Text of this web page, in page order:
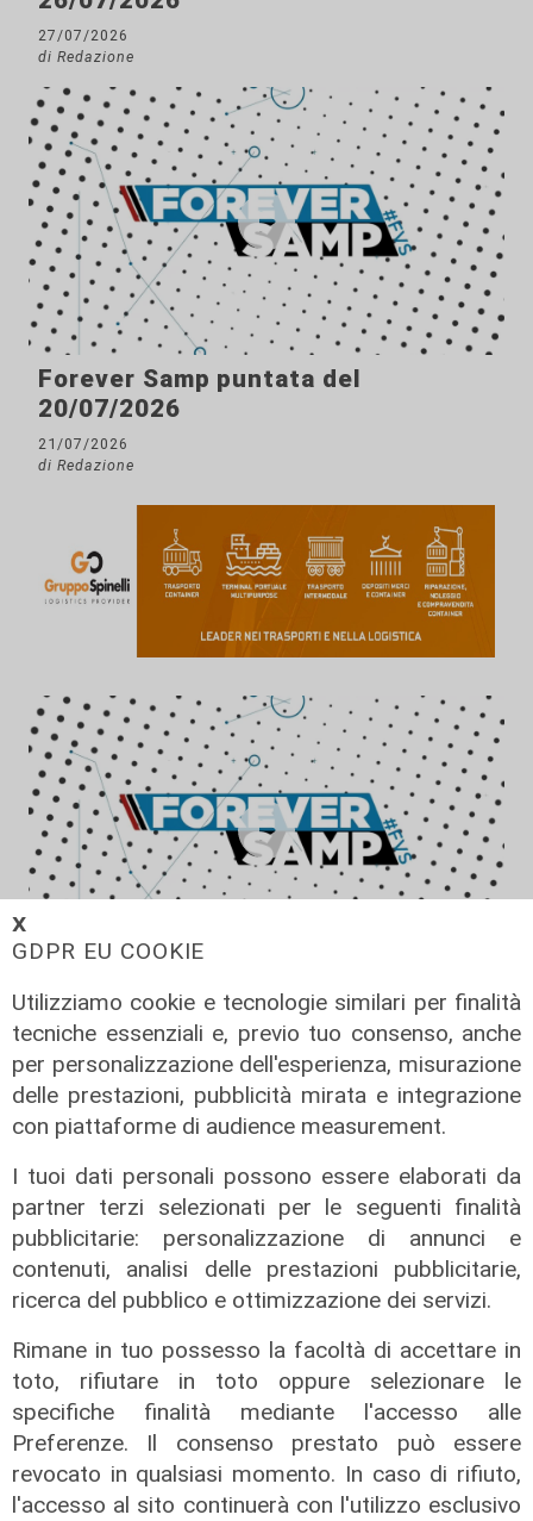
𝗫
GDPR EU COOKIE
Utilizziamo cookie e tecnologie similari per finalità
tecniche essenziali e, previo tuo consenso, anche
per personalizzazione dell'esperienza, misurazione
delle prestazioni, pubblicità mirata e integrazione
con piattaforme di audience measurement.
I tuoi dati personali possono essere elaborati da
partner terzi selezionati per le seguenti finalità
pubblicitarie: personalizzazione di annunci e
contenuti, analisi delle prestazioni pubblicitarie,
ricerca del pubblico e ottimizzazione dei servizi.
Rimane in tuo possesso la facoltà di accettare in
toto, rifiutare in toto oppure selezionare le
specifiche finalità mediante l'accesso alle
Preferenze. Il consenso prestato può essere
revocato in qualsiasi momento. In caso di rifiuto,
l'accesso al sito continuerà con l'utilizzo esclusivo
27/07/2026
di Redazione
Forever Samp puntata del
20/07/2026
21/07/2026
di Redazione
Forever Samp puntata del
11/07/2026
di Redazione
Forever Samp puntata del
04/07/2026
di Redazione